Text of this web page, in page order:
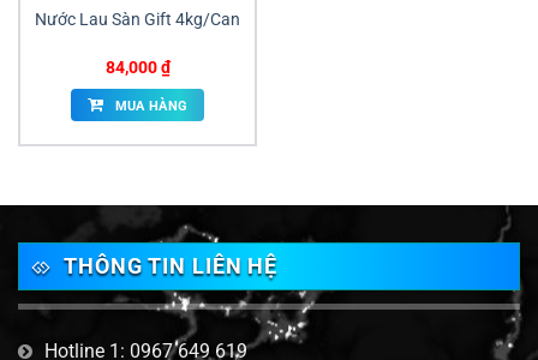
Nước Lau Sàn Gift 4kg/Can
84,000₫
MUA HÀNG
THÔNG TIN LIÊN HỆ
Hotline 1: 0967 649 619